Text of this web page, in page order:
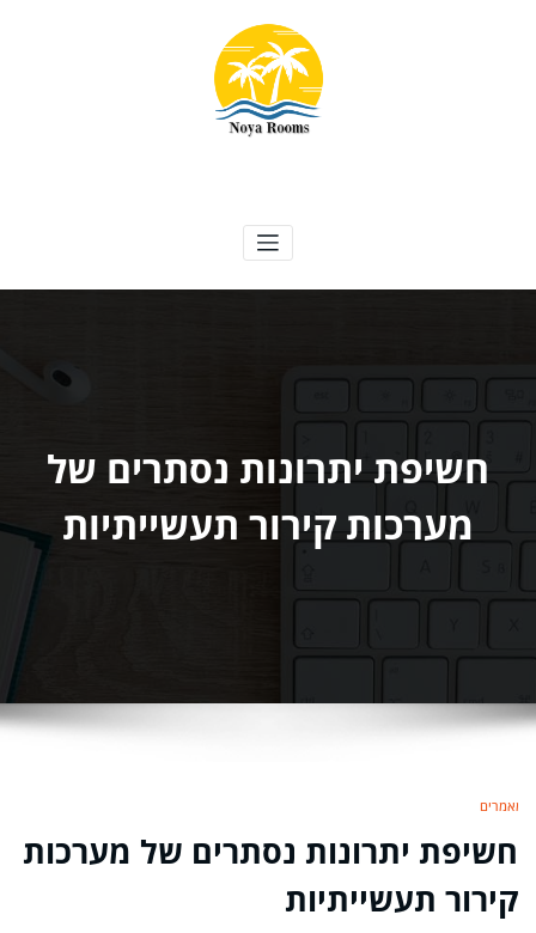
חשיפת יתרונות נסתרים של
מערכות קירור תעשייתיות
מאמרים
חשיפת יתרונות נסתרים של מערכות
קירור תעשייתיות